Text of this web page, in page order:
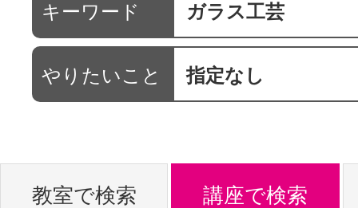
駅・路線か
通信講座を
体験レッス
キーワード ガラス工芸
やりたいこと 指定なし
教室で検索 講座で検索